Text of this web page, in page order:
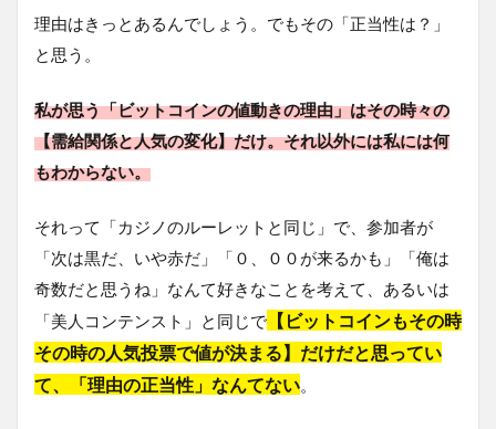
理由はきっとあるんでしょう。でもその「正当性は？」
と思う。
私が思う「ビットコインの値動きの理由」はその時々の
【需給関係と人気の変化】だけ。それ以外には私には何
もわからない。
それって「カジノのルーレットと同じ」で、参加者が
「次は黒だ、いや赤だ」「０、００が来るかも」「俺は
奇数だと思うね」なんて好きなことを考えて、あるいは
「美人コンテンスト」と同じで 【ビットコインもその時
その時の人気投票で値が決まる】だけだと思ってい
て、「理由の正当性」なんてない